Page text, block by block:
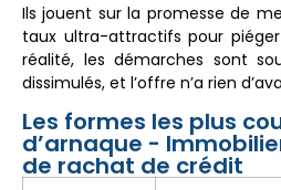
Ils jouent sur la promesse de
taux ultra-attractifs pour
réalité, les démarches sont
dissimulés, et l’offre n’a rien
Les formes les plus
d’arnaque -
de rachat de crédit